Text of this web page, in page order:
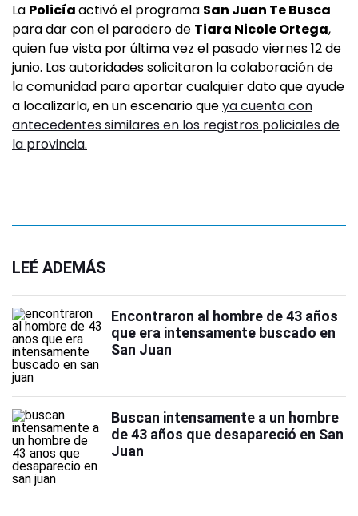
La Policíaactivó el programa San Juan Te Busca
para dar con el paradero de Tiara Nicole Ortega,
quien fue vista por última vez el pasado viernes 12 de
junio. Las autoridades solicitaron la colaboración de
la comunidad para aportar cualquier dato que ayude
a localizarla, en un escenario queya cuenta con
antecedentes similares en los registros policiales de
la provincia.
LEÉ ADEMÁS
Encontraron al hombre de 43 años
que era intensamente buscado en
San Juan
Buscan intensamente a un hombre
de 43 años que desapareció en San
Juan